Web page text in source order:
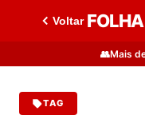
Voltar
👥Mais
TAG